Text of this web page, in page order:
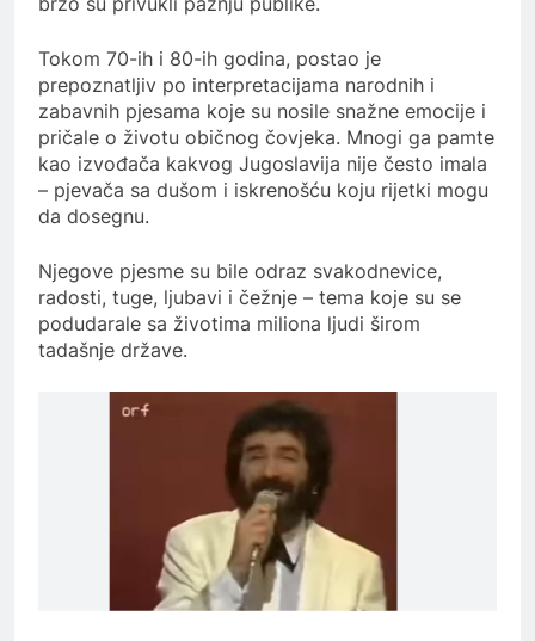
Tokom 70-ih i 80-ih godina, postao je
prepoznatljiv po interpretacijama narodnih i
zabavnih pjesama koje su nosile snažne emocije i
pričale o životu običnog čovjeka. Mnogi ga pamte
kao izvođača kakvog Jugoslavija nije često imala
– pjevača sa dušom i iskrenošću koju rijetki mogu
da dosegnu.
Njegove pjesme su bile odraz svakodnevice,
radosti, tuge, ljubavi i čežnje – tema koje su se
podudarale sa životima miliona ljudi širom
tadašnje države.